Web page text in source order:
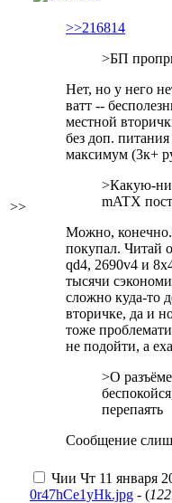
>>
>>216814
>БП
Нет, но у него
ватт --
местной
без доп.
максимум (3к+
>Какую-
mATX
Можно, конечно.
покупал. Читай
qd4, 2690v4 и
тысячи
сложно куда-то
вторичке, да и
тоже
не подойти, а
>О
перепаять
Сообщение
Чии Чт 11 января
0r47hCe1yHk.jpg - (